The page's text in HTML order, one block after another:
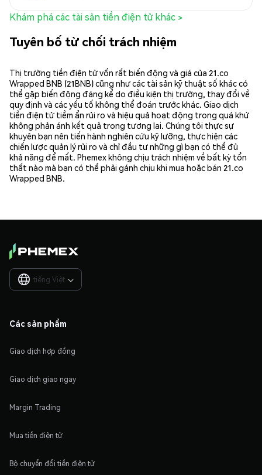
Khám phá các tài sản tiền điện tử khác >
Tuyên bố từ chối trách nhiệm
Thị trường tiền điện tử vốn rất biến động và giá của 21.co
Wrapped BNB (21BNB) cũng như các tài sản kỹ thuật số khác có
thể gặp biến động đáng kể do điều kiện thị trường, thay đổi về
quy định và các yếu tố không thể đoán trước khác. Giao dịch
tiền điện tử tiềm ẩn rủi ro và hiệu quả hoạt động trong quá khứ
không phản ánh kết quả trong tương lai. Chúng tôi thực sự
khuyên bạn nên tiến hành nghiên cứu kỹ lưỡng, thực hiện các
chiến lược quản lý rủi ro và chỉ đầu tư những gì bạn có thể đủ
khả năng để mất. Phemex không chịu trách nhiệm về bất kỳ tổn
thất nào mà bạn có thể phải gánh chịu khi mua hoặc bán 21.co
Wrapped BNB.
tiếng Việt 
Các sản phẩm
Giao dịch hợp đồng
Giao dịch giao ngay
Margin Trading
Mua tiền điện tử
Bộ chuyển đổi tiền điện tử